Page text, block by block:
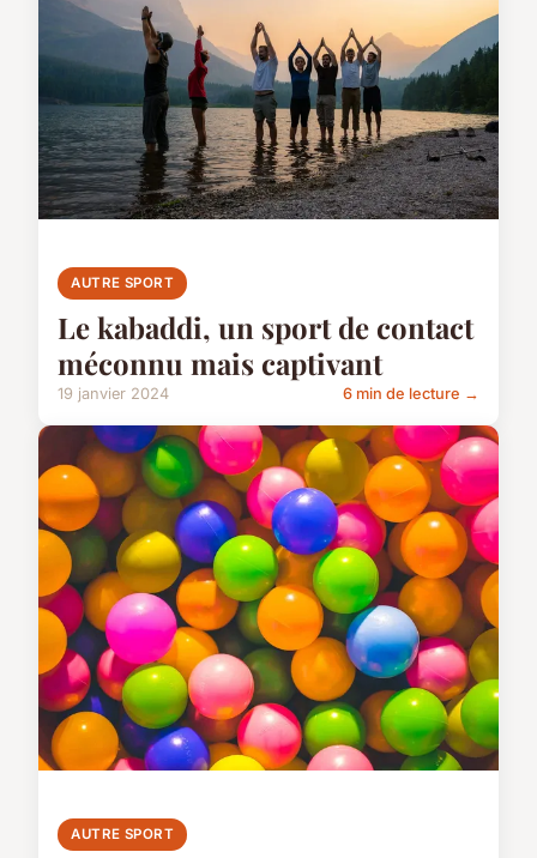
AUTRE SPORT
Le kabaddi, un sport de contact
méconnu mais captivant
19 janvier 2024 6 min de lecture →
AUTRE SPORT